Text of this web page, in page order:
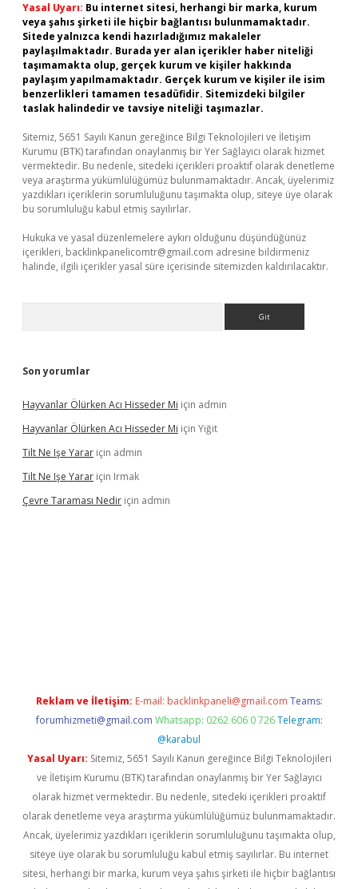
Yasal Uyarı: Bu internet sitesi, herhangi bir marka, kurum
veya şahıs şirketi ile hiçbir bağlantısı bulunmamaktadır.
Sitede yalnızca kendi hazırladığımız makaleler
paylaşılmaktadır. Burada yer alan içerikler haber niteliği
taşımamakta olup, gerçek kurum ve kişiler hakkında
paylaşım yapılmamaktadır. Gerçek kurum ve kişiler ile isim
benzerlikleri tamamen tesadüfidir. Sitemizdeki bilgiler
taslak halindedir ve tavsiye niteliği taşımazlar.
Sitemiz, 5651 Sayılı Kanun gereğince Bilgi Teknolojileri ve İletişim
Kurumu (BTK) tarafından onaylanmış bir Yer Sağlayıcı olarak hizmet
vermektedir. Bu nedenle, sitedeki içerikleri proaktif olarak denetleme
veya araştırma yükümlülüğümüz bulunmamaktadır. Ancak, üyelerimiz
yazdıkları içeriklerin sorumluluğunu taşımakta olup, siteye üye olarak
bu sorumluluğu kabul etmiş sayılırlar.
Hukuka ve yasal düzenlemelere aykırı olduğunu düşündüğünüz
içerikleri, backlinkpanelicomtr@gmail.com adresine bildirmeniz
halinde, ilgili içerikler yasal süre içerisinde sitemizden kaldırılacaktır.
Son yorumlar
Hayvanlar Ölürken Acı Hisseder Mi için admin
Hayvanlar Ölürken Acı Hisseder Mi için Yiğit
Tilt Ne Işe Yarar için admin
Tilt Ne Işe Yarar için Irmak
Çevre Taraması Nedir için admin
Reklam ve İletişim: E-mail: backlinkpaneli@gmail.com Teams:
forumhizmeti@gmail.com Whatsapp: 0262 606 0 726 Telegram:
@karabul
Yasal Uyarı: Sitemiz, 5651 Sayılı Kanun gereğince Bilgi Teknolojileri
ve İletişim Kurumu (BTK) tarafından onaylanmış bir Yer Sağlayıcı
olarak hizmet vermektedir. Bu nedenle, sitedeki içerikleri proaktif
olarak denetleme veya araştırma yükümlülüğümüz bulunmamaktadır.
Ancak, üyelerimiz yazdıkları içeriklerin sorumluluğunu taşımakta olup,
siteye üye olarak bu sorumluluğu kabul etmiş sayılırlar. Bu internet
sitesi, herhangi bir marka, kurum veya şahıs şirketi ile hiçbir bağlantısı